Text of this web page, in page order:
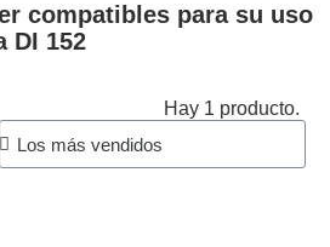
compatibles para su uso
DI 152
Hay 1 producto.